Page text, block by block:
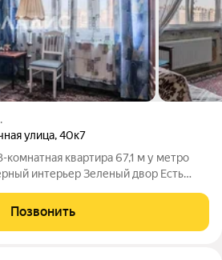
улица,40к7
комнатная квартира 67,1 м у метро
Эта квартира сохранила
Позвонить